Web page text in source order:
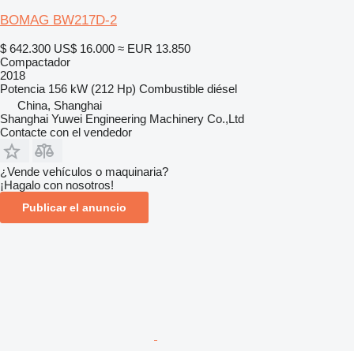
BOMAG BW217D-2
$ 642.300 US$ 16.000 ≈ EUR 13.850
Compactador
2018
Potencia 156 kW (212 Hp) Combustible diésel
China, Shanghai
Shanghai Yuwei Engineering Machinery Co.,Ltd
Contacte con el vendedor
¿Vende vehículos o maquinaria?
¡Hagalo con nosotros!
Publicar el anuncio